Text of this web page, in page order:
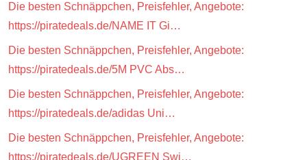
Die besten Schnäppchen, Preisfehler, Angebote:
https://piratedeals.de/NAME IT Gi…
Die besten Schnäppchen, Preisfehler, Angebote:
https://piratedeals.de/5M PVC Abs…
Die besten Schnäppchen, Preisfehler, Angebote:
https://piratedeals.de/adidas Uni…
Die besten Schnäppchen, Preisfehler, Angebote:
https://piratedeals.de/UGREEN Swi…